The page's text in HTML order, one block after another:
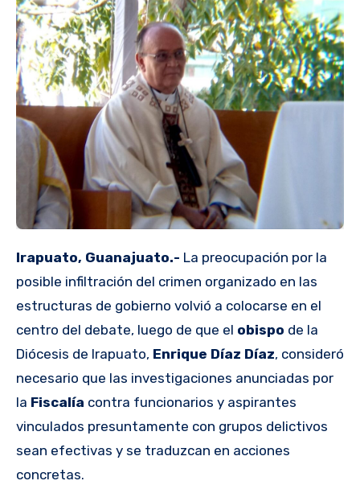
Irapuato, Guanajuato.- La preocupación por la
posible infiltración del crimen organizado en las
estructuras de gobierno volvió a colocarse en el
centro del debate, luego de que el obispo de la
Diócesis de Irapuato, Enrique Díaz Díaz, consideró
necesario que las investigaciones anunciadas por
la Fiscalía contra funcionarios y aspirantes
vinculados presuntamente con grupos delictivos
sean efectivas y se traduzcan en acciones
concretas.